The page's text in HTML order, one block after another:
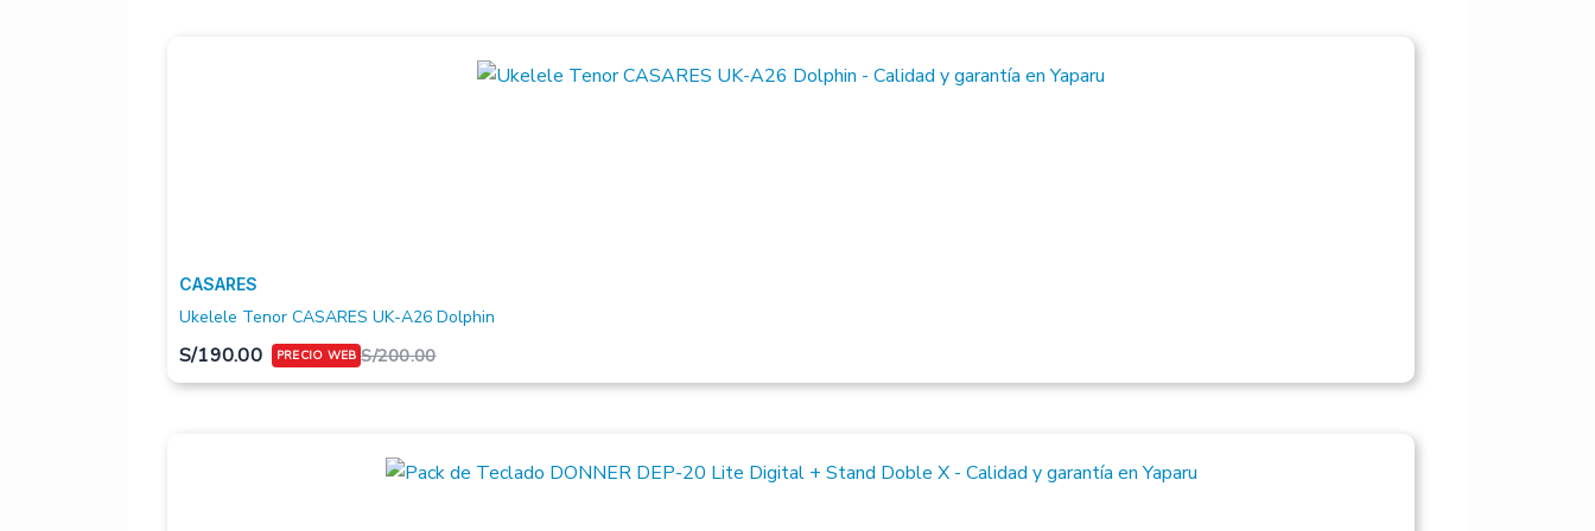
CASARES
Ukelele Tenor CASARES UK-A26 Dolphin
S/200.00
S/190.00